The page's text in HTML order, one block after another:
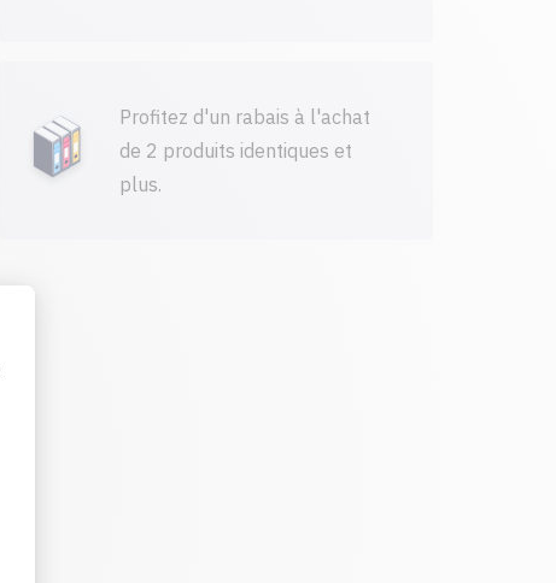
Profitez d'un rabais à l'achat
de 2 produits identiques et
plus.